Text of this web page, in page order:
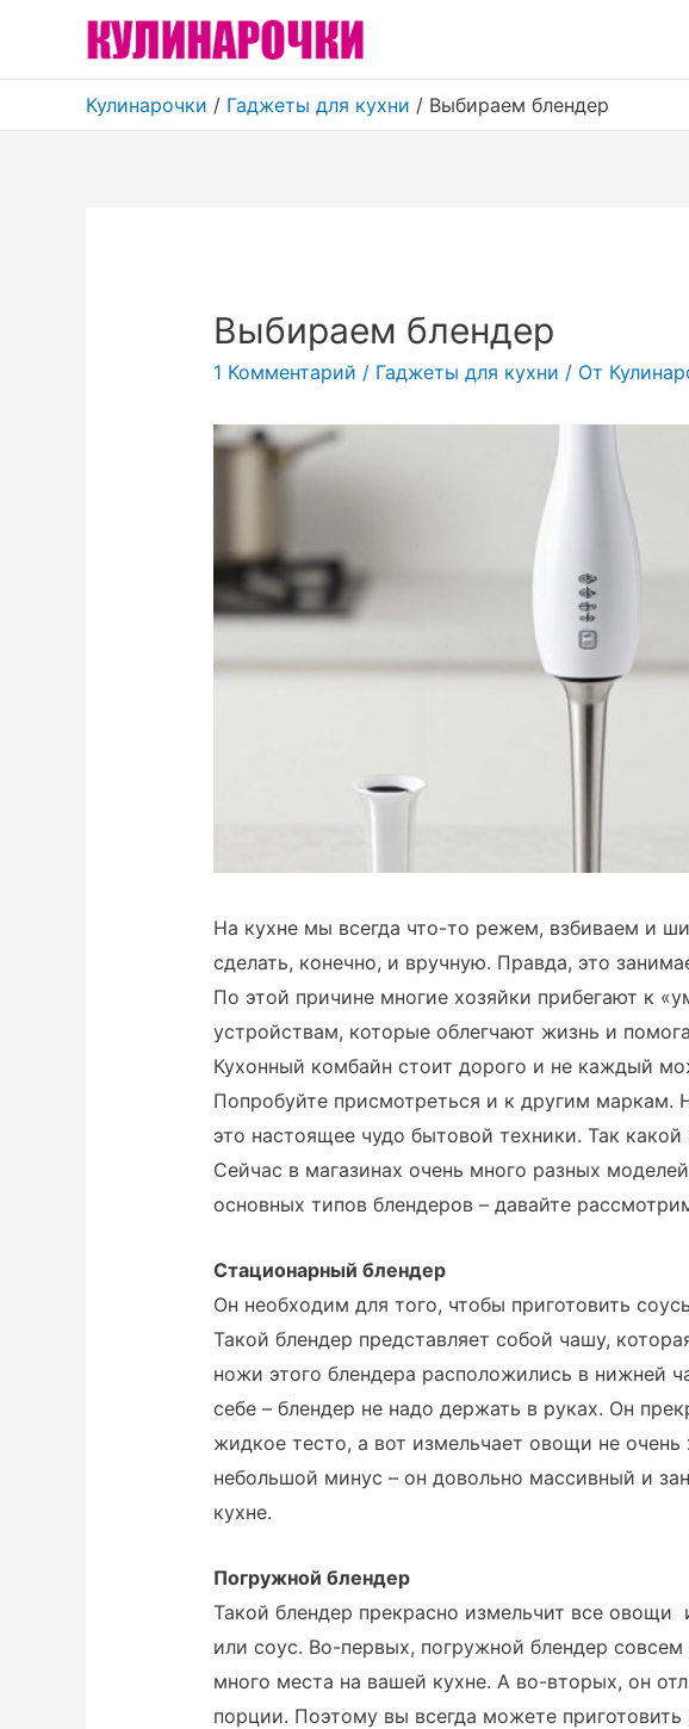
Кулинарочки / Гаджеты для кухни / Выбираем блендер
Выбираем блендер
1 Комментарий / Гаджеты для кухни / От
На кухне мы всегда что-то режем, взбиваем и
сделать, конечно, и вручную. Правда, это
По этой причине многие хозяйки прибегают к
устройствам, которые облегчают жизнь и
Кухонный комбайн стоит дорого и не каждый
Попробуйте присмотреться и к другим маркам.
это настоящее чудо бытовой техники. Так
Сейчас в магазинах очень много разных
основных типов блендеров – давайте
Стационарный блендер
Он необходим для того, чтобы приготовить
Такой блендер представляет собой чашу,
ножи этого блендера расположились в нижней
себе – блендер не надо держать в руках. Он
жидкое тесто, а вот измельчает овощи не
небольшой минус – он довольно массивный и
кухне.
Погружной блендер
Такой блендер прекрасно измельчит все овощи
или соус. Во-первых, погружной блендер
много места на вашей кухне. А во-вторых, он
порции. Поэтому вы всегда можете приготовить